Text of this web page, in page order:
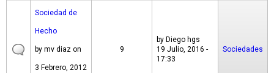
Sociedad de
Hecho
by mv diaz on
3 Febrero, 2012
9
by Diego hgs
19 Julio, 2016 -
17:33
Sociedades